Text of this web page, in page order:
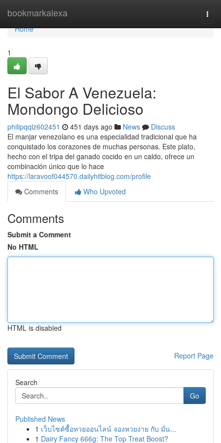
bookmarkalexa
Home
Home
1
El Sabor A Venezuela:
Mondongo Delicioso
philipqqlz602451 451 days ago News
Discuss
El manjar venezolano es una especialidad tradicional que ha
conquistado los corazones de muchas personas. Este plato,
hecho con el tripa del ganado cocido en un caldo, ofrece un
combinación único que lo hace
https://laravoof044570.dailyhitblog.com/profile
Comments
Who Upvoted
Comments
Submit a Comment
No HTML
HTML is disabled
Report Page
Search
Go
Published News
1 เว็บไซต์ซื้อหวยออนไลน์ จองหวยง่าย กับ มั่น...
1 Dairy Fancy 666g: The Top Treat Boost?